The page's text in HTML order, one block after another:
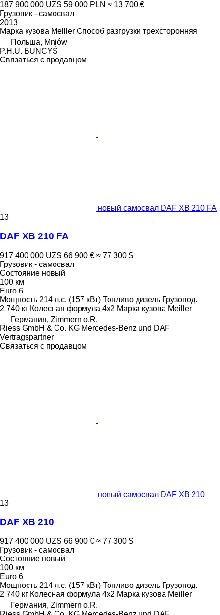
187 900 000 UZS 59 000 PLN ≈ 13 700 €
Грузовик - самосвал
2013
Марка кузова Meiller Способ разгрузки трехсторонняя
Польша, Mniów
P.H.U. BUNCYŚ
Связаться с продавцом
новый самосвал DAF XB 210 FA
13
DAF XB 210 FA
917 400 000 UZS 66 900 € ≈ 77 300 $
Грузовик - самосвал
Состояние новый
100 км
Euro 6
Мощность 214 л.с. (157 кВт) Топливо дизель Грузопод.
2 740 кг Колесная формула 4x2 Марка кузова Meiller
Германия, Zimmern o.R.
Riess GmbH & Co. KG Mercedes-Benz und DAF
Vertragspartner
Связаться с продавцом
новый самосвал DAF XB 210
13
DAF XB 210
917 400 000 UZS 66 900 € ≈ 77 300 $
Грузовик - самосвал
Состояние новый
100 км
Euro 6
Мощность 214 л.с. (157 кВт) Топливо дизель Грузопод.
2 740 кг Колесная формула 4x2 Марка кузова Meiller
Германия, Zimmern o.R.